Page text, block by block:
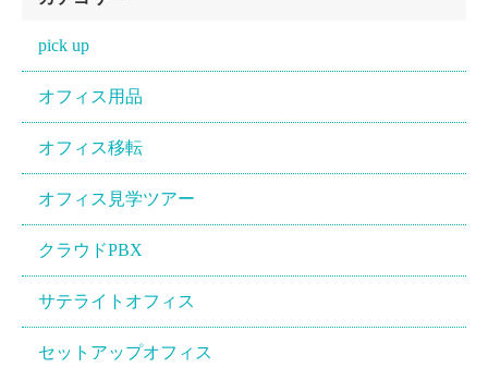
pick up
オフィス用品
オフィス移転
オフィス見学ツアー
クラウドPBX
サテライトオフィス
セットアップオフィス